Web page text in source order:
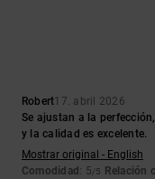
Robert17. abril 2026
Se ajustan a la
y la calidad es excelente.
Mostrar original - English
Comodidad : 5/5 Relación